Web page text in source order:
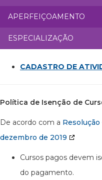
APERFEIÇOAMENTO
ESPECIALIZAÇÃO
CADASTRO DE
Política de Isenção de
De acordo com a Resolução
dezembro de 2019
Cursos pagos devem
do pagamento.